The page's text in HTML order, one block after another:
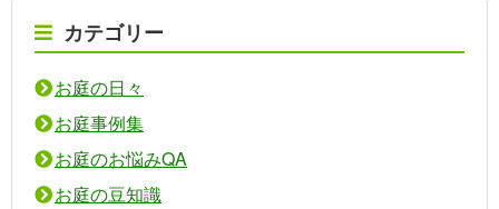
カテゴリー
お庭の日々
お庭事例集
お庭のお悩みQA
お庭の豆知識